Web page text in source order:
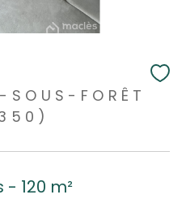
FORÊT
- 120 m²